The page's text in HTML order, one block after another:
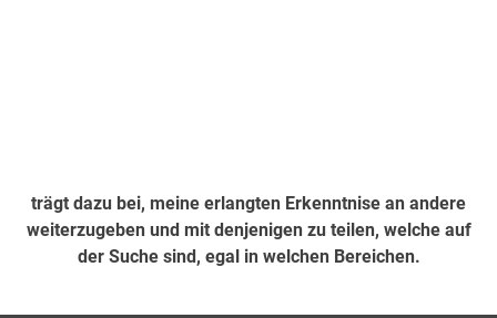
trägt dazu bei, meine erlangten Erkenntnise an andere
weiterzugeben und mit denjenigen zu teilen, welche auf
der Suche sind, egal in welchen Bereichen.